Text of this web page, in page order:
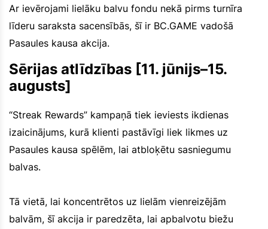
Ar ievērojami lielāku balvu fondu nekā pirms turnīra
līderu saraksta sacensībās, šī ir BC.GAME vadošā
Pasaules kausa akcija.
Sērijas atlīdzības [11. jūnijs–15.
augusts]
“Streak Rewards” kampaņā tiek ieviests ikdienas
izaicinājums, kurā klienti pastāvīgi liek likmes uz
Pasaules kausa spēlēm, lai atbloķētu sasniegumu
balvas.
Tā vietā, lai koncentrētos uz lielām vienreizējām
balvām, šī akcija ir paredzēta, lai apbalvotu biežu